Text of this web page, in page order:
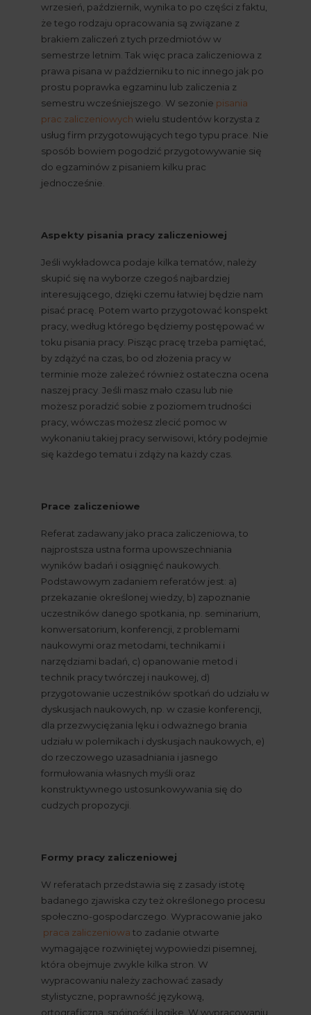
wrzesień, październik, wynika to po części z faktu,
że tego rodzaju opracowania są związane z
brakiem zaliczeń z tych przedmiotów w
semestrze letnim. Tak więc praca zaliczeniowa z
prawa pisana w październiku to nic innego jak po
prostu poprawka egzaminu lub zaliczenia z
semestru wcześniejszego. W sezonie pisania
prac zaliczeniowych wielu studentów korzysta z
usług firm przygotowujących tego typu prace. Nie
sposób bowiem pogodzić przygotowywanie się
do egzaminów z pisaniem kilku prac
jednocześnie.
Aspekty pisania pracy zaliczeniowej
Jeśli wykładowca podaje kilka tematów, należy
skupić się na wyborze czegoś najbardziej
interesującego, dzięki czemu łatwiej będzie nam
pisać pracę. Potem warto przygotować konspekt
pracy, według którego będziemy postępować w
toku pisania pracy. Pisząc pracę trzeba pamiętać,
by zdążyć na czas, bo od złożenia pracy w
terminie może zależeć również ostateczna ocena
naszej pracy. Jeśli masz mało czasu lub nie
możesz poradzić sobie z poziomem trudności
pracy, wówczas możesz zlecić pomoc w
wykonaniu takiej pracy serwisowi, który podejmie
się każdego tematu i zdąży na każdy czas.
Prace zaliczeniowe
Referat zadawany jako praca zaliczeniowa, to
najprostsza ustna forma upowszechniania
wyników badań i osiągnięć naukowych.
Podstawowym zadaniem referatów jest: a)
przekazanie określonej wiedzy, b) zapoznanie
uczestników danego spotkania, np. seminarium,
konwersatorium, konferencji, z problemami
naukowymi oraz metodami, technikami i
narzędziami badań, c) opanowanie metod i
technik pracy twórczej i naukowej, d)
przygotowanie uczestników spotkań do udziału w
dyskusjach naukowych, np. w czasie konferencji,
dla przezwyciężania lęku i odważnego brania
udziału w polemikach i dyskusjach naukowych, e)
do rzeczowego uzasadniania i jasnego
formułowania własnych myśli oraz
konstruktywnego ustosunkowywania się do
cudzych propozycji.
Formy pracy zaliczeniowej
W referatach przedstawia się z zasady istotę
badanego zjawiska czy też określonego procesu
społeczno-gospodarczego. Wypracowanie jako
praca zaliczeniowa to zadanie otwarte
wymagające rozwiniętej wypowiedzi pisemnej,
która obejmuje zwykle kilka stron. W
wypracowaniu należy zachować zasady
stylistyczne, poprawność językową,
ortograficzną, spójność i logikę. W wypracowaniu